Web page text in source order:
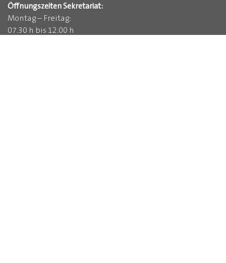
Öffnungszeiten Sekretariat:
Montag – Freitag:
07.30 h bis 12.00 h